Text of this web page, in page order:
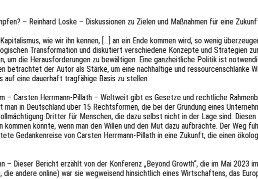
– Rein­hard Loske – Diskus­sio­nen zu Zielen und Maßnah­men für eine
wie wir ihn kennen, […] an ein Ende kommen wird, so wenig
Trans­for­ma­ti­on und disku­tiert verschie­de­ne Konzep­te und Stra­te­gien
um die Heraus­for­de­run­gen zu bewäl­ti­gen. Eine ganz­heit­li­che Poli­tik ist
betrach­tet der Autor als Stärke, um eine nach­hal­ti­ge und ressour­cen­schlan­ke
auf eine dauer­haft trag­fä­hi­ge Basis zu stellen.
– Cars­ten Herr­mann-Pillath – Welt­weit gibt es Geset­ze und recht­li­che
in Deutsch­land über 15 Rechts­for­men, die bei der Grün­dung eines
Drit­ter für Menschen, die dazu selbst nicht in der Lage sind.
könnte, wenn man den Willen und den Mut dazu aufbräch­te. Der Weg
Gedan­ken­rei­se von Cars­ten Herr­mann-Pillath in eine Zukunft, die einen
– Dieser Bericht erzählt von der Konfe­renz „Beyond Growth“, die im Mai
andere online) war sie wegwei­send hinsicht­lich eines Wirt­schaf­tens, das